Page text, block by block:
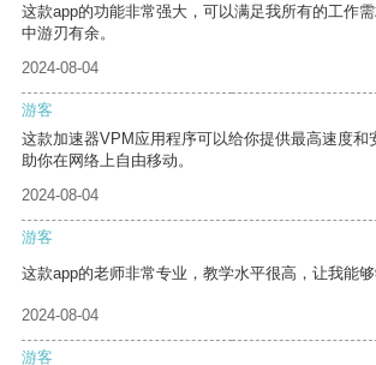
这款app的功能非常强大，可以满足我所有的工作
中游刃有余。
2024-08-04
游客
这款加速器VPM应用程序可以给你提供最高速度和
助你在网络上自由移动。
2024-08-04
游客
这款app的老师非常专业，教学水平很高，让我能够
2024-08-04
游客